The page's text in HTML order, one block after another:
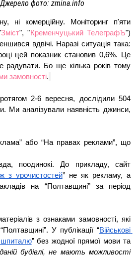
фото: zmina.info
ні комерційну. Моніторинг п'яти
Зміст", "Кременчуцький ТелеграфЪ")
вдвічі. Наразі ситуація така:
цей показник становив 0,6%. Це
радувати. Бо ще кілька років тому
замовності.
2-6 вересня, дослідили 504
Ми аналізували наявність джинси,
або “На правах реклами”, що
поодинокі. До прикладу, сайт
з урочистостей” не як рекламу, а
на “Полтавщині” за період
з ознаками замовності, які
У публікації “Військові
шпиталю” без жодної прямої мови та
будівлі, не мають можливості